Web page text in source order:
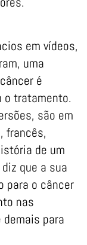
em vídeos,
uma
é
o tratamento.
são em
francês,
de um
que a sua
para o câncer
nas
para